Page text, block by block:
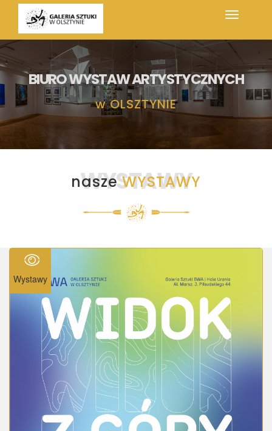
BIURO WYSTAW ARTYSTYCZNYCH
w OLSZTYNIE
WYSTAWY
naszeWYSTAWY
Wystawy